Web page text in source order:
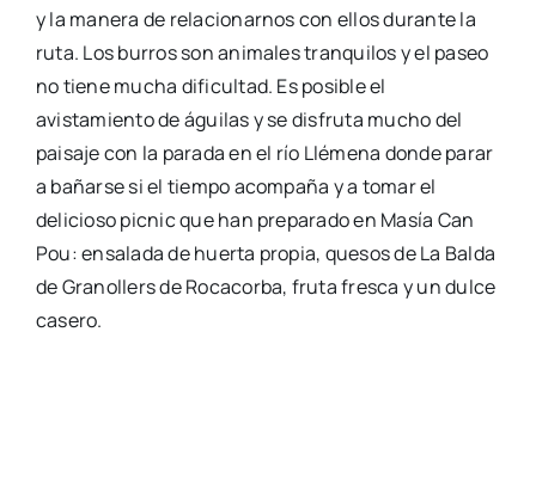
y la manera de relacionarnos con ellos durante la
ruta. Los burros son animales tranquilos y el paseo
no tiene mucha dificultad. Es posible el
avistamiento de águilas y se disfruta mucho del
paisaje con la parada en el río Llémena donde parar
a bañarse si el tiempo acompaña y a tomar el
delicioso picnic que han preparado en Masía Can
Pou: ensalada de huerta propia, quesos de La Balda
de Granollers de Rocacorba, fruta fresca y un dulce
casero.